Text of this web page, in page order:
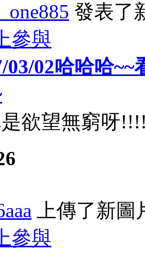
發表了
參與
03/02哈哈哈
是欲望無窮呀
上傳了新
參與